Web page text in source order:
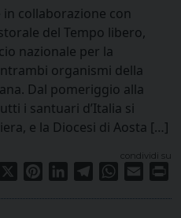
in collaborazione con
del Tempo libero,
nazionale per la
organismi della
Dal pomeriggio alla
i santuari d’Italia si
e la Diocesi di Aosta […]
condividi su
Facebook PinterestLinkedInTelegramWhatsApp
Email